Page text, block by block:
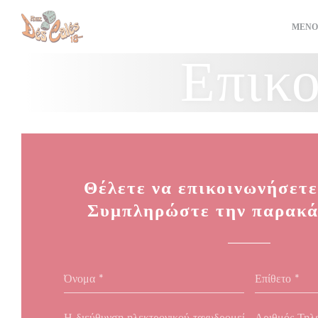
Πίνακας διαχείρισης "Μπισκότων" (Cookies)
Θέλετε να
Συμπληρώστε την